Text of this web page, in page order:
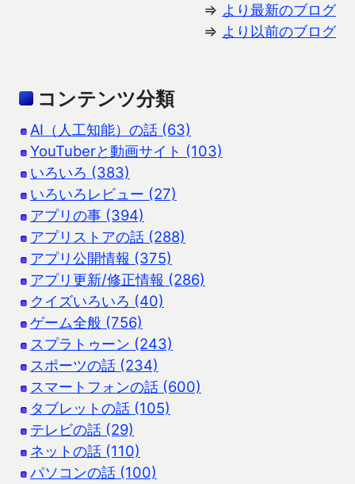
⇒ より最新のブログ
⇒ より以前のブログ
コンテンツ分類
AI（人工知能）の話 (63)
YouTuberと動画サイト (103)
いろいろ (383)
いろいろレビュー (27)
アプリの事 (394)
アプリストアの話 (288)
アプリ公開情報 (375)
アプリ更新/修正情報 (286)
クイズいろいろ (40)
ゲーム全般 (756)
スプラトゥーン (243)
スポーツの話 (234)
スマートフォンの話 (600)
タブレットの話 (105)
テレビの話 (29)
ネットの話 (110)
パソコンの話 (100)